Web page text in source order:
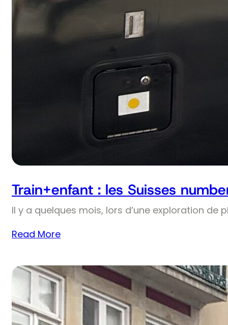
Train+enfant : les Suisses
Il y a quelques mois, lors d’une exploration de
Read More